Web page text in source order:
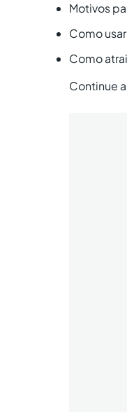
Motivos
Como
Como
Continue